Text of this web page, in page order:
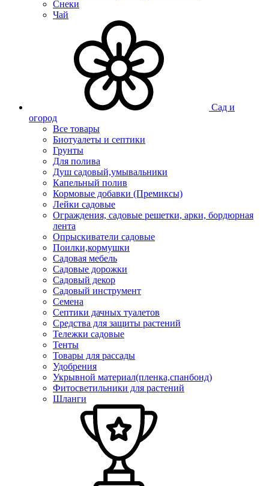
Снеки
Чай
Сад и
огород
Все товары
Биотуалеты и септики
Грунты
Для полива
Душ садовый,умывальники
Капельный полив
Кормовые добавки (Премиксы)
Лейки садовые
Ограждения, садовые решетки, арки, бордюрная
лента
Опрыскиватели садовые
Поилки,кормушки
Садовая мебель
Садовые дорожки
Садовый декор
Садовый инструмент
Семена
Септики дачных туалетов
Средства для защиты растений
Тележки садовые
Тенты
Товары для рассады
Удобрения
Укрывной материал(пленка,спанбонд)
Фитосветильники для растений
Шланги